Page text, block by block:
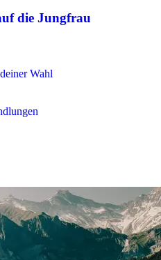
die Jungfrau
Wahl